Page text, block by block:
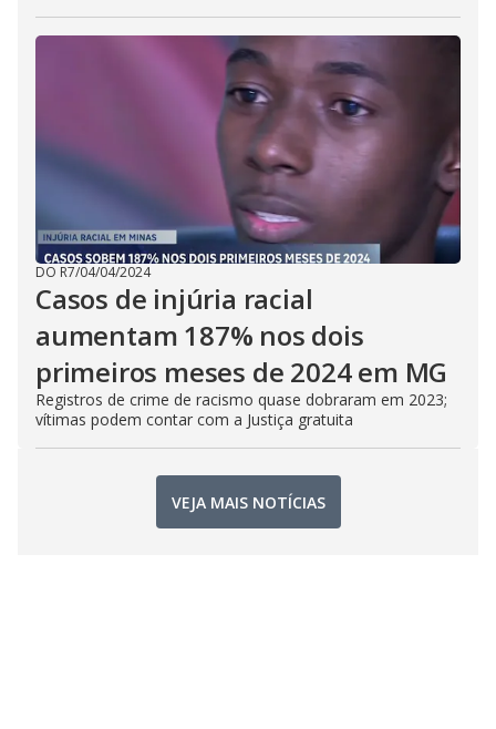
DO R7/04/04/2024
Casos de injúria racial
aumentam 187% nos dois
primeiros meses de 2024 em MG
Registros de crime de racismo quase dobraram em 2023;
vítimas podem contar com a Justiça gratuita
VEJA MAIS NOTÍCIAS